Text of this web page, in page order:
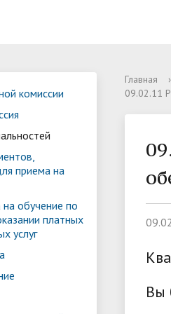
стандарты РФ
виды
на обучение по
платных
услуг
резюме
обучения в
ФП
комиссии
приема на
обучение по
платных
услуг
Главная ›
09.02.11
Вы